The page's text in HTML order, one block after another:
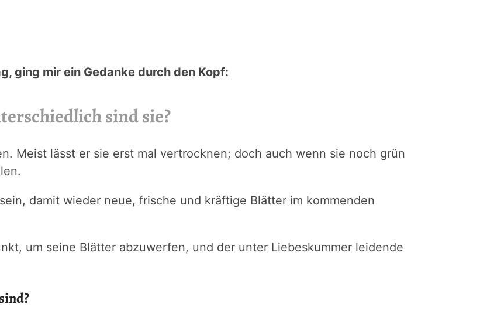
ging mir ein Gedanke durch den Kopf:
sind sie?
Meist lässt er sie erst mal vertrocknen; doch auch wenn sie noch grün
sein, damit wieder neue, frische und kräftige Blätter im kommenden
um seine Blätter abzuwerfen, und der unter Liebeskummer leidende